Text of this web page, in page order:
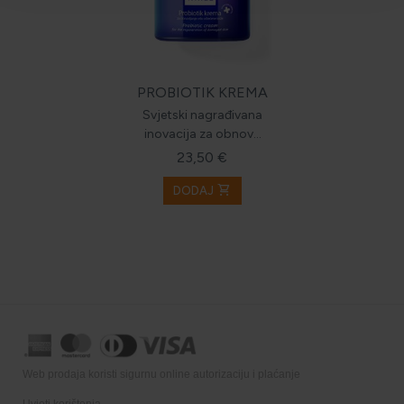
PROBIOTIK KREMA
Svjetski nagrađivana
inovacija za obnovu
oštećene
23,50 €
DODAJ shopping_cart